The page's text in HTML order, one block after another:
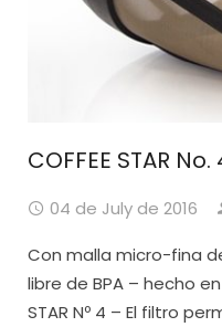
COFFEE STAR No.
04 de July de 2016
Con malla micro-fina
libre de BPA – hecho
STAR Nº 4 – El filtro